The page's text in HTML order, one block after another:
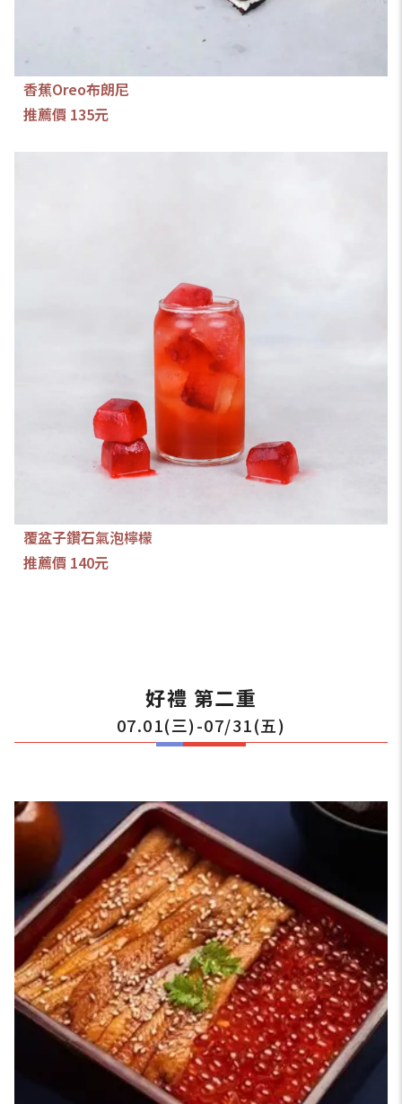
香蕉Oreo布朗尼
推薦價 135元
覆盆子鑽石氣泡檸檬
推薦價 140元
好禮 第二重
07.01(三)-07/31(五)